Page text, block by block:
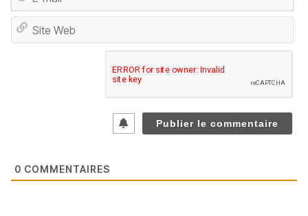
0 COMMENTAIRES